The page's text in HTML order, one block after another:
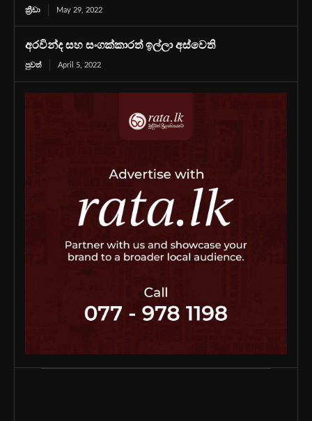
ක්‍රීඩා May 29, 2022
අරවින්ද සහ සංගක්කාරත් ඉල්ලා අස්වෙති
පුවත් April 5, 2022